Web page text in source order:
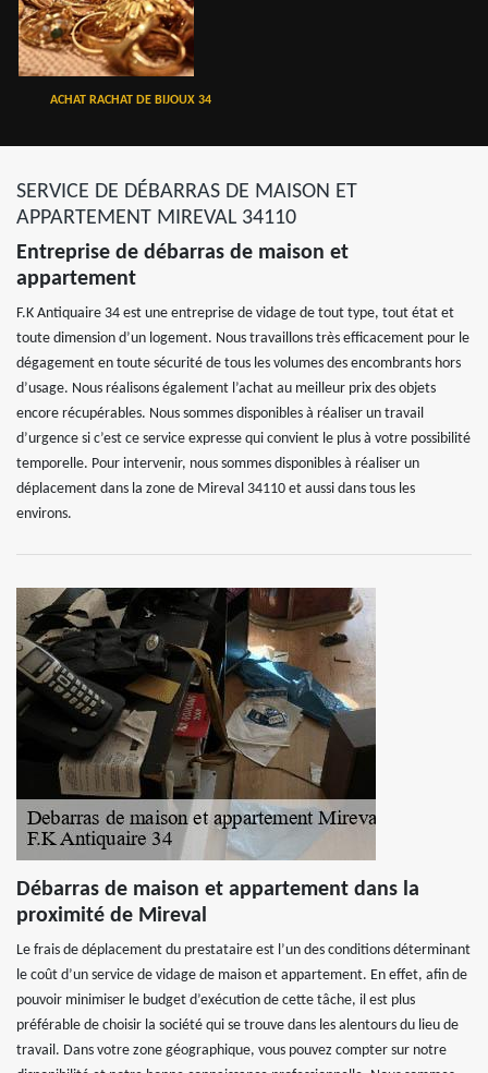
ACHAT RACHAT DE BIJOUX 34
SERVICE DE DÉBARRAS DE MAISON ET
APPARTEMENT MIREVAL 34110
Entreprise de débarras de maison et
appartement
F.K Antiquaire 34 est une entreprise de vidage de tout type, tout état et
toute dimension d’un logement. Nous travaillons très efficacement pour le
dégagement en toute sécurité de tous les volumes des encombrants hors
d’usage. Nous réalisons également l’achat au meilleur prix des objets
encore récupérables. Nous sommes disponibles à réaliser un travail
d’urgence si c’est ce service expresse qui convient le plus à votre possibilité
temporelle. Pour intervenir, nous sommes disponibles à réaliser un
déplacement dans la zone de Mireval 34110 et aussi dans tous les
environs.
Débarras de maison et appartement dans la
proximité de Mireval
Le frais de déplacement du prestataire est l’un des conditions déterminant
le coût d’un service de vidage de maison et appartement. En effet, afin de
pouvoir minimiser le budget d’exécution de cette tâche, il est plus
préférable de choisir la société qui se trouve dans les alentours du lieu de
travail. Dans votre zone géographique, vous pouvez compter sur notre